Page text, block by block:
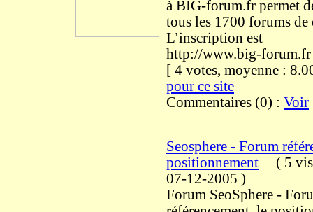
à BIG-forum.fr permet
tous les 1700 forums de
L’inscription est
http://www.big-forum.fr
[ 4 votes, moyenne :
pour ce site
Commentaires (0) : Voir
Seosphere - Forum
positionnement ( 5
07-12-2005 )
Forum SeoSphere -